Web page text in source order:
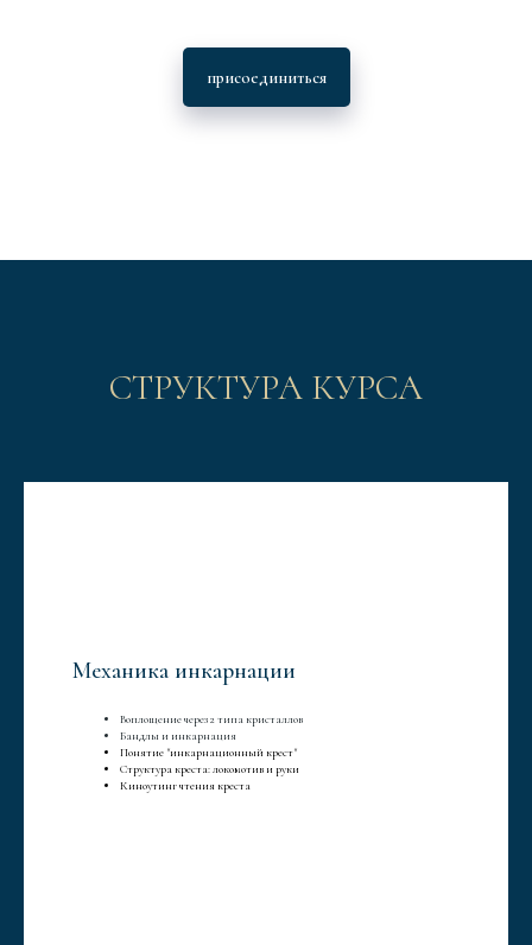
присоединиться
СТРУКТУРА КУРСА
Механика инкарнации
Воплощение через 2 типа кристаллов
Бандлы и инкарнация
Понятие "инкарнационный крест"
Структура креста: локомотив и руки
Киноутинг чтения креста